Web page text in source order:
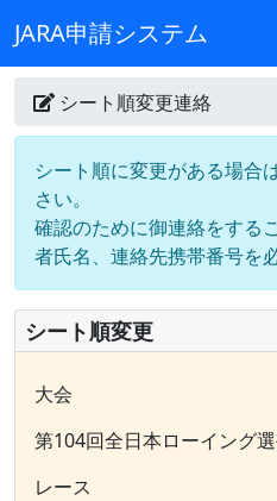
JARA申請システム
シート順変更連絡
シート順に変更がある場合
さい。
確認のために御連絡をする
者氏名、連絡先携帯番号を
シート順変更
大会
第104回全日本ローイング
レース